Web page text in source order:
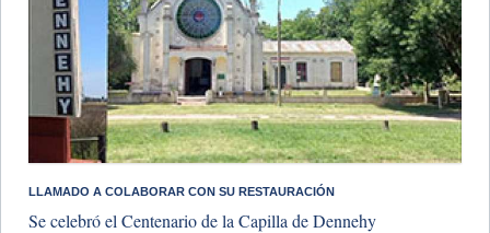
​LLAMADO A COLABORAR CON SU RESTAURACIÓN
Se celebró el Centenario de la Capilla de Dennehy